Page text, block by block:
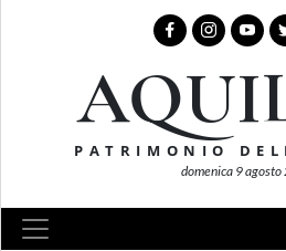
PATRIMONIO
domenica 9